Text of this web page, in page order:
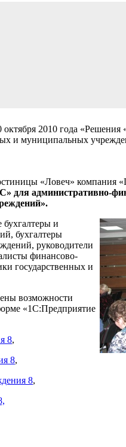
октября 2010 года
и муниципальных
«Ловеч»
для административно-
и
бухгалтеры
руководители
финансово-
государственных и
возможности
«1С:Предприятие
8,
8,
8,